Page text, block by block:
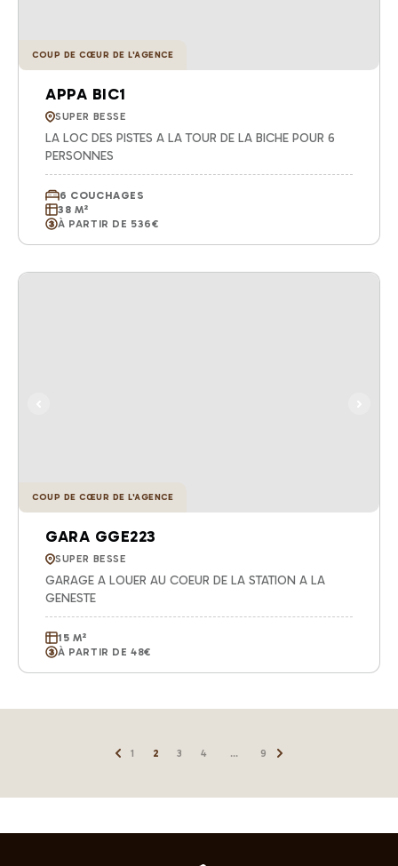
COUP DE CŒUR DE L'AGENCE
APPA BIC1
SUPER BESSE
LA LOC DES PISTES A LA TOUR DE LA BICHE POUR 6
PERSONNES
6 COUCHAGES
38 M²
À PARTIR DE 536€
COUP DE CŒUR DE L'AGENCE
GARA GGE223
SUPER BESSE
GARAGE A LOUER AU COEUR DE LA STATION A LA
GENESTE
15 M²
À PARTIR DE 48€
1 2 3 4 ... 9